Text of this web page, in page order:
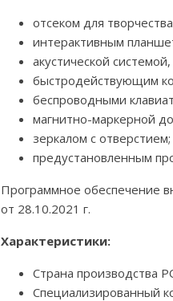
отсеком для
интерактивным
акустической
быстродействующим
беспроводными
магнитно-маркерной
зеркалом с отверстием;
предустановленным
Программное обеспечение
от 28.10.2021 г.
Характеристики:
Страна производства
Специализированный